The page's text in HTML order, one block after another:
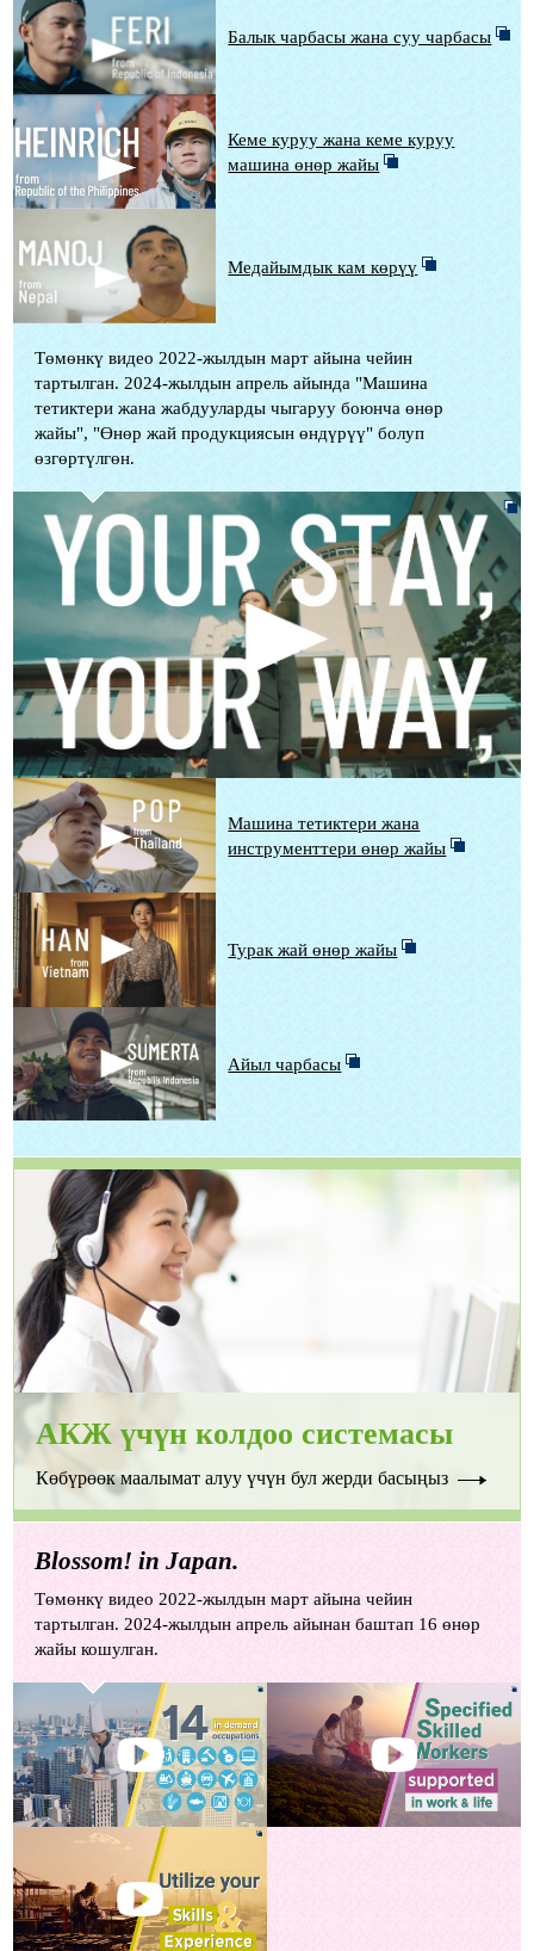
Балык чарбасы жана суу чарбасы
Кеме куруу жана кеме куруу
машина өнөр жайы
Медайымдык кам көрүү
Төмөнкү видео 2022-жылдын март айына чейин
тартылган. 2024-жылдын апрель айында "Машина
тетиктери жана жабдууларды чыгаруу боюнча өнөр
жайы", "Өнөр жай продукциясын өндүрүү" болуп
өзгөртүлгөн.
Машина тетиктери жана
инструменттери өнөр жайы
Турак жай өнөр жайы
Айыл чарбасы
АКЖ үчүн колдоо системасы
Көбүрөөк маалымат алуу үчүн бул жерди басыңыз
Blossom! in Japan.
Төмөнкү видео 2022-жылдын март айына чейин
тартылган. 2024-жылдын апрель айынан баштап 16 өнөр
жайы кошулган.